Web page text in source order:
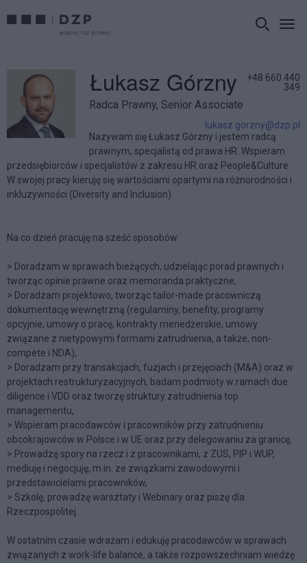
Łukasz Górzny
Radca Prawny, Senior Associate
+48 660 440
349
lukasz.gorzny@dzp.pl
Nazywam się Łukasz Górzny i jestem radcą
prawnym, specjalistą od prawa HR. Wspieram
przedsiębiorców i specjalistów z zakresu HR oraz People&Culture.
W swojej pracy kieruję się wartościami opartymi na różnorodności i
inkluzywności (Diversity and Inclusion).
Na co dzień pracuję na sześć sposobów:
> Doradzam w sprawach bieżących, udzielając porad prawnych i
tworząc opinie prawne oraz memoranda praktyczne,
> Doradzam projektowo, tworząc tailor-made pracowniczą
dokumentację wewnętrzną (regulaminy, benefity, programy
opcyjnie, umowy o pracę, kontrakty menedżerskie, umowy
związane z nietypowymi formami zatrudnienia, a także, non-
compete i NDA),
> Doradzam przy transakcjach, fuzjach i przejęciach (M&A) oraz w
projektach restrukturyzacyjnych, badam podmioty w ramach due
diligence i VDD oraz tworzę struktury zatrudnienia top
managementu,
> Wspieram pracodawców i pracowników przy zatrudnieniu
obcokrajowców w Polsce i w UE oraz przy delegowaniu za granicę,
> Prowadzę spory na rzecz i z pracownikami, z ZUS, PIP i WUP,
mediuję i negocjuję, m.in. ze związkami zawodowymi i
przedstawicielami pracowników,
> Szkolę, prowadzę warsztaty i Webinary oraz piszę dla
Rzeczpospolitej.
W ostatnim czasie wdrażam i edukuję pracodawców w sprawach
związanych z work-life balance, a także rozpowszechniam wiedzę